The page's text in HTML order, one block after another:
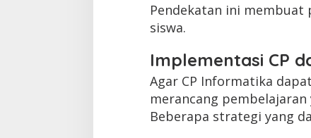
Pendekatan ini membuat
siswa.
Implementasi CP
Agar CP Informatika
merancang
Beberapa strategi yang